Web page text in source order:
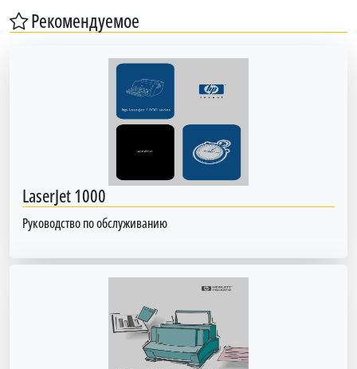
Рекомендуемое
LaserJet 1000
Руководство по обслуживанию